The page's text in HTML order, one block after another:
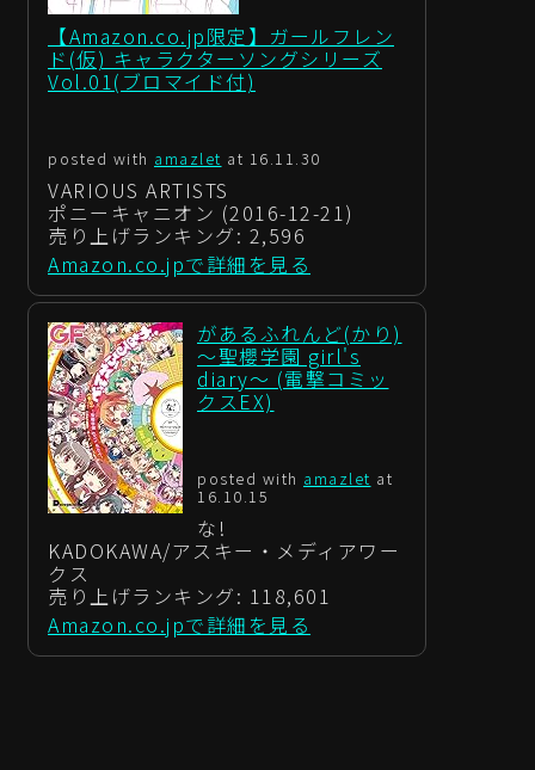
【Amazon.co.jp限定】ガールフレン
ド(仮) キャラクターソングシリーズ
Vol.01(ブロマイド付)
posted with amazlet at 16.11.30
VARIOUS ARTISTS
ポニーキャニオン (2016-12-21)
売り上げランキング: 2,596
Amazon.co.jpで詳細を見る
があるふれんど(かり)
～聖櫻学園 girl's
diary～ (電撃コミッ
クスEX)
posted with amazlet at
16.10.15
な!
KADOKAWA/アスキー・メディアワー
クス
売り上げランキング: 118,601
Amazon.co.jpで詳細を見る